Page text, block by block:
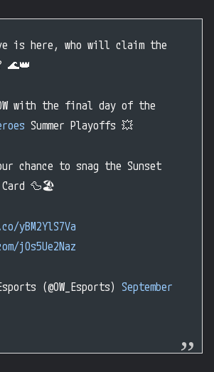
is here, who will claim the
🌊👑
with the final day of the
Summer Playoffs 💥
chance to snag the Sunset
Card 🦆🏖️
yBM2YlS7Va
jOs5Ue2Naz
(@OW_Esports) September